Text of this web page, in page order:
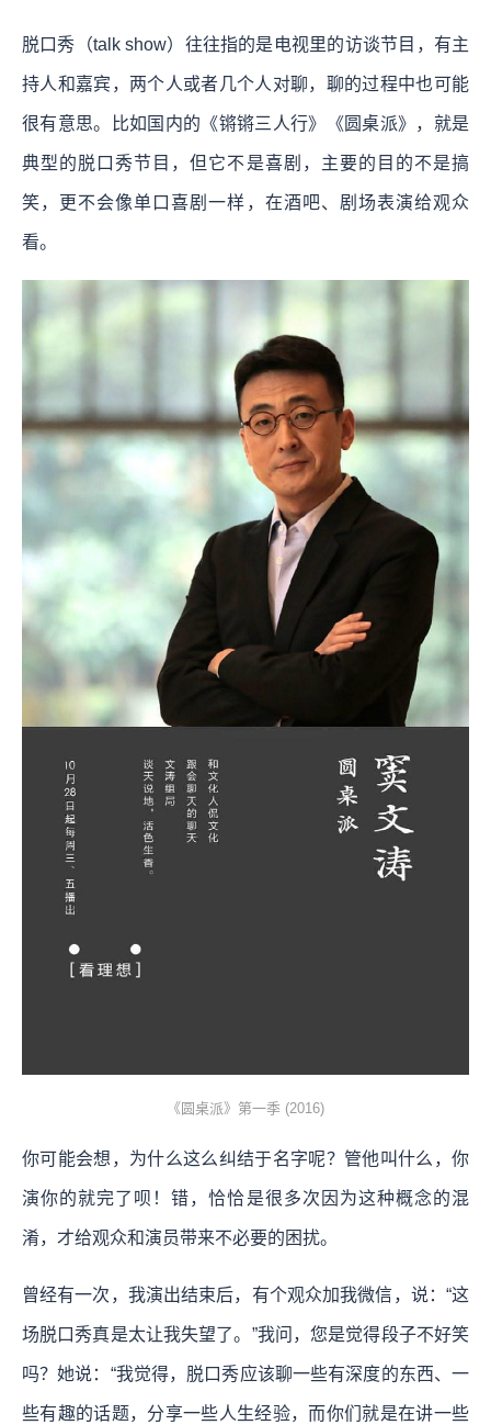
脱口秀（talk show）往往指的是电视里的访谈节目，有主
持人和嘉宾，两个人或者几个人对聊，聊的过程中也可能
很有意思。比如国内的《锵锵三人行》《圆桌派》，就是
典型的脱口秀节目，但它不是喜剧，主要的目的不是搞
笑，更不会像单口喜剧一样，在酒吧、剧场表演给观众
看。
《圆桌派》第一季 (2016)
你可能会想，为什么这么纠结于名字呢？管他叫什么，你
演你的就完了呗！错，恰恰是很多次因为这种概念的混
淆，才给观众和演员带来不必要的困扰。
曾经有一次，我演出结束后，有个观众加我微信，说：“这
场脱口秀真是太让我失望了。”我问，您是觉得段子不好笑
吗？她说：“我觉得，脱口秀应该聊一些有深度的东西、一
些有趣的话题，分享一些人生经验，而你们就是在讲一些